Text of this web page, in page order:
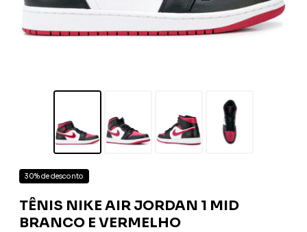
30% de desconto
TÊNIS NIKE AIR JORDAN 1 MID
BRANCO E VERMELHO